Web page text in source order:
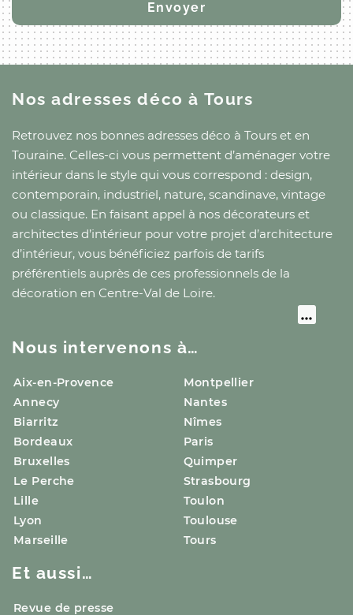
Nos adresses décoà Tours
Retrouvez nos bonnes adresses déco à Tours et en
Touraine. Celles-ci vous permettent d’aménager votre
intérieur dans le style qui vous correspond : design,
contemporain, industriel, nature, scandinave, vintage
ou classique. En faisant appel à nos décorateurs et
architectes d’intérieur pour votre projet d’architecture
d’intérieur, vous bénéficiez parfois de tarifs
préférentiels auprès de ces professionnels de la
décoration en Centre-Val de Loire.
Nous intervenons à…
Aix-en-Provence
Annecy
Biarritz
Bordeaux
Bruxelles
Le Perche
Lille
Lyon
Marseille
Montpellier
Nantes
Nîmes
Paris
Quimper
Strasbourg
Toulon
Toulouse
Tours
Et aussi…
Revue de presse